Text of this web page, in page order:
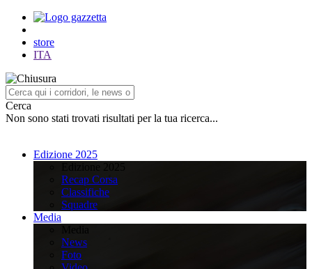
store
ITA
Cerca
Non sono stati trovati risultati per la tua ricerca...
Edizione 2025
Recap Corsa
Classifiche
Squadre
Media
News
Foto